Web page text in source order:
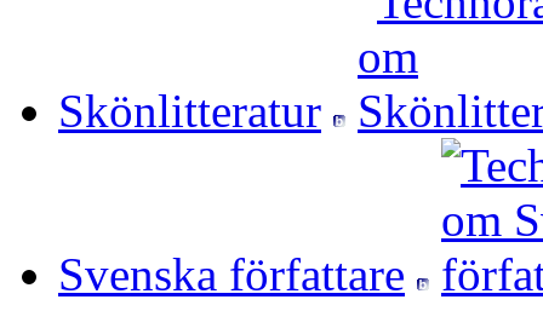
Skönlitteratur
Svenska författare